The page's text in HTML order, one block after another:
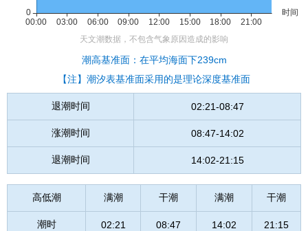
潮高基准面：在平均海面下239cm
【注】潮汐表基准面采用的是理论深度基准面
退潮时间 02:21-08:47
涨潮时间 08:47-14:02
退潮时间 14:02-21:15
高低潮 满潮 干潮 满潮 干潮
潮时 02:21 08:47 14:02 21:15